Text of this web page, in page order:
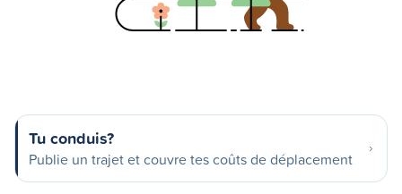
Tu conduis?
Publie un trajet et couvre tes coûts de déplacement